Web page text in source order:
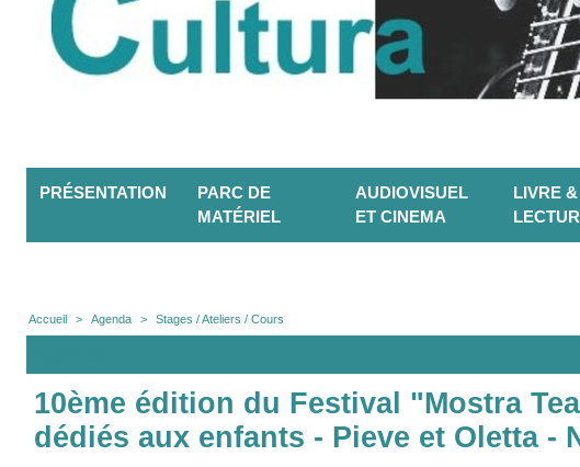
PRÉSENTATION
PARC DE
MATÉRIEL
AUDIOVISUEL
ET CINEMA
LIVRE &
Accueil > Agenda > Stages / Ateliers / Cours
10ème édition du Festival "Mostra
dédiés aux enfants - Pieve et Oletta -